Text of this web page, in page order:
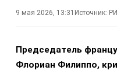
9 мая 2026, 13:31 Источник:
Председатель
Флориан Филиппо,